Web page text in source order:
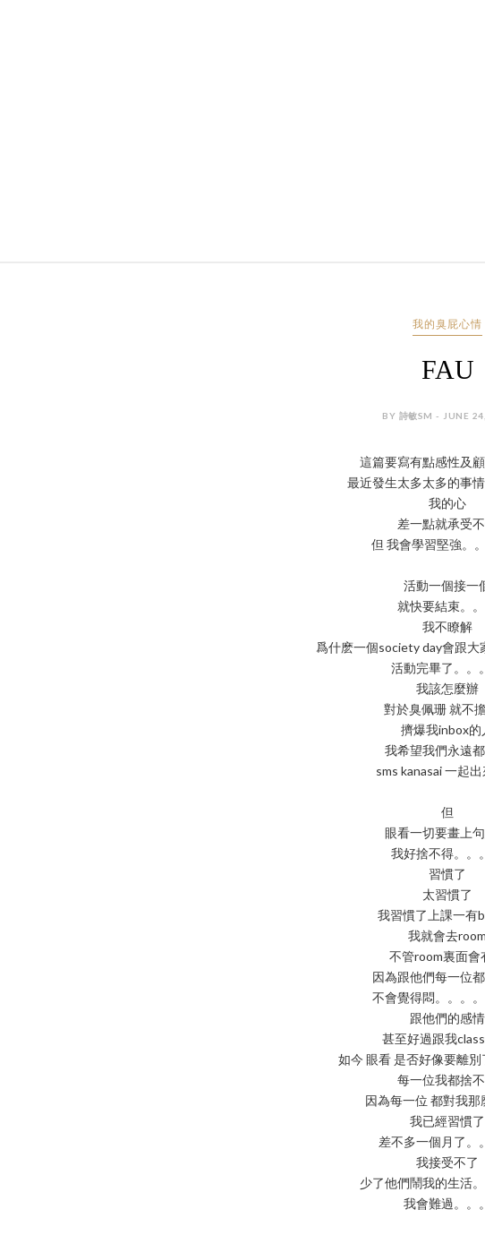
我的臭屁心情
FAU
BY 詩敏SM - JUNE
這篇要寫有點感性及
最近發生太多太多的事情
我的心
差一點就承受
但 我會學習堅強。。
活動一個接一
就快要結束。。
我不瞭解
爲什麽一個society day會跟大
活動完畢了。。
我該怎麼辦
對於臭佩珊 就不
擠爆我inbox的
我希望我們永遠
sms kanasai 一起
但
眼看一切要畫上
我好捨不得。。
習慣了
太習慣了
我習慣了上課一有
我就會去room
不管room裏面會
因為跟他們每一位
不會覺得悶。。。。
跟他們的感情
甚至好過跟我
如今 眼看 是否好像要離別
每一位我都捨
因為每一位 都對我那
我已經習慣了
差不多一個月了。
我接受不了
少了他們鬧我的生活。
我會難過。。。